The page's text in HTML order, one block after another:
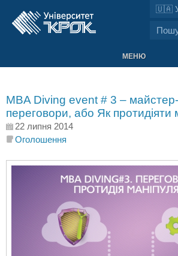
МЕНЮ
MBA Diving еvent # 3 –
переговори, або Як протидіяти
22 липня 2014
Оголошення